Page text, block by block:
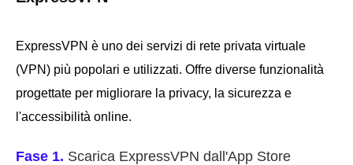
ExpressVPN è uno dei servizi di rete privata virtuale
(VPN) più popolari e utilizzati. Offre diverse funzionalità
progettate per migliorare la privacy, la sicurezza e
l'accessibilità online.
Fase 1. Scarica ExpressVPN dall'App Store